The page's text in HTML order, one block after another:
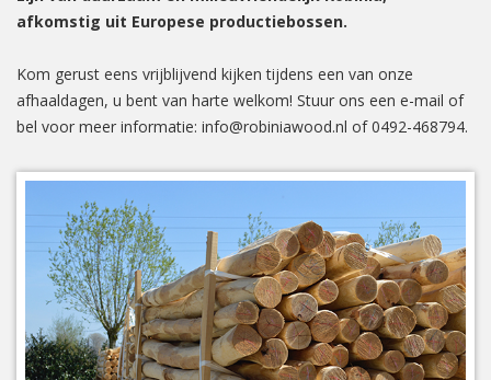
afkomstig uit Europese productiebossen.
Kom gerust eens vrijblijvend kijken tijdens een van onze
afhaaldagen, u bent van harte welkom! Stuur ons een e-mail of
bel voor meer informatie: info@robiniawood.nl of 0492-468794.